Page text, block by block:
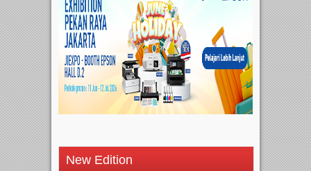
New Edition